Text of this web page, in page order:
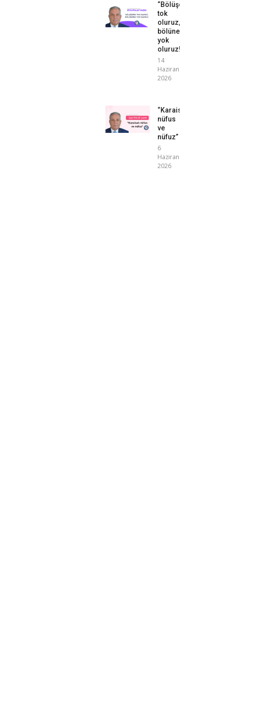
“Bölüşerek
tok
oluruz,
bölünerek
yok
oluruz!”
14
Haziran
2026
“Karaisalı
nüfus
ve
nüfuz”
6
Haziran
2026